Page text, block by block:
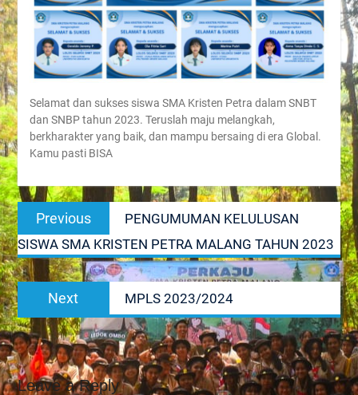
Selamat dan sukses siswa SMA Kristen Petra dalam SNBT
dan SNBP tahun 2023. Teruslah maju melangkah,
berkharakter yang baik, dan mampu bersaing di era Global.
Kamu pasti BISA
Post
navigation
Previous
post:
PENGUMUMAN KELULUSAN
SISWA SMA KRISTEN PETRA MALANG TAHUN 2023
Next
post:
MPLS 2023/2024
Leave a Reply